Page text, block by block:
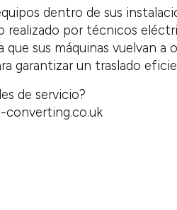
dentro de sus
realizado por técnicos
sus máquinas vuelvan a
garantizar un traslado
de servicio?
converting.co.uk